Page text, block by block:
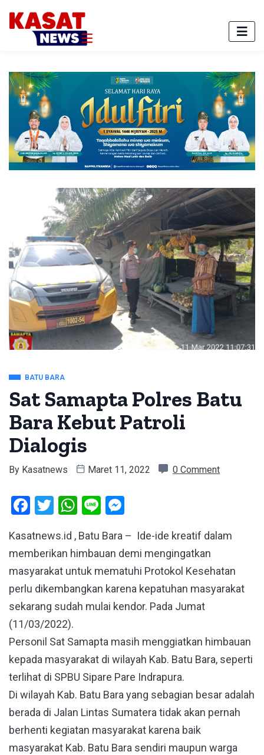
BATU BARA
Sat Samapta Polres Batu
Bara Kebut Patroli
Dialogis
By Kasatnews Maret 11, 2022 0 Comment
Facebook
Twitter
WhatsApp
Line
Kasatnews.id , Batu Bara – Ide-ide kreatif dalam
memberikan himbauan demi mengingatkan
masyarakat untuk mematuhi Protokol Kesehatan
perlu dikembangkan karena kepatuhan masyarakat
sekarang sudah mulai kendor. Pada Jumat
(11/03/2022).
Personil Sat Samapta masih menggiatkan himbauan
kepada masyarakat di wilayah Kab. Batu Bara, seperti
terlihat di SPBU Sipare Pare Indrapura.
Di wilayah Kab. Batu Bara yang sebagian besar adalah
berada di Jalan Lintas Sumatera tidak akan pernah
berhenti kegiatan masyarakat karena baik
masyarakat Kab. Batu Bara sendiri maupun warga